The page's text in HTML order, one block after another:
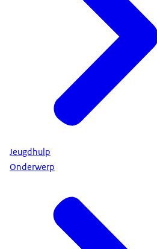
Jeugdhulp
Onderwerp